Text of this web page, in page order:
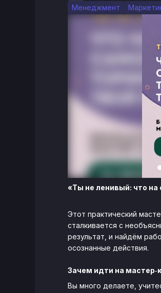
Менеджмент
«Ты не ленивый: что
Этот практический
сталкивается с
результат, и найдём
осознанные действия.
Зачем идти на
Вы много делаете,